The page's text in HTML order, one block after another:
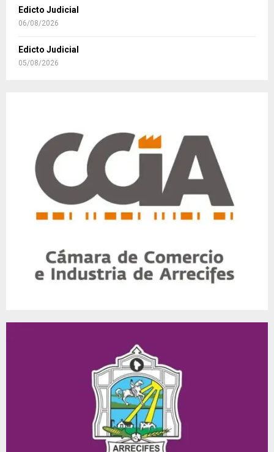
Edicto Judicial
06/08/2026
Edicto Judicial
05/08/2026